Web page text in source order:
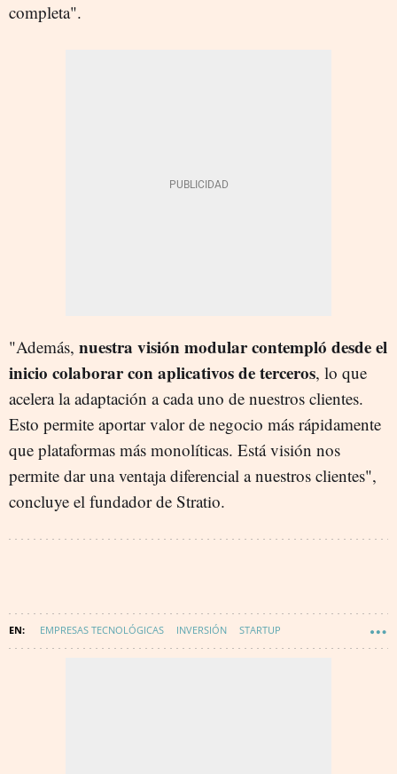
completa".
"Además, nuestra visión modular contempló desde el
inicio colaborar con aplicativos de terceros, lo que
acelera la adaptación a cada uno de nuestros clientes.
Esto permite aportar valor de negocio más rápidamente
que plataformas más monolíticas. Está visión nos
permite dar una ventaja diferencial a nuestros clientes",
concluye el fundador de Stratio.
EMPRESAS TECNOLÓGICAS INVERSIÓN STARTUP